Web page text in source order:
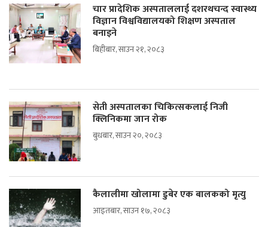
चार प्रादेशिक अस्पताललाई दशरथचन्द स्वास्थ्य
विज्ञान विश्वविद्यालयको शिक्षण अस्पताल
बनाइने
बिहीबार, साउन २१, २०८३
सेती अस्पतालका चिकित्सकलाई निजी
क्लिनिकमा जान रोक
बुधबार, साउन २०, २०८३
कैलालीमा खोलामा डुबेर एक बालकको मृत्यु
आइतबार, साउन १७, २०८३